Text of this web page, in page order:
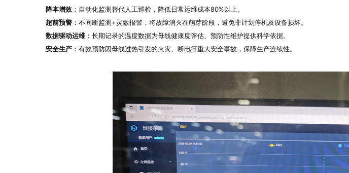
降本增效 ：自动化监测替代人工巡检，降低日常运维成本80%以上。
超前预警 ：不间断监测+灵敏报警，将故障消灭在萌芽阶段，避免非计划停机及设备损坏。
数据驱动运维 ：长期记录的温度数据为母线健康度评估、预防性维护提供科学依据。
安全生产 ：有效预防因母线过热引发的火灾、断电等重大安全事故，保障生产连续性。